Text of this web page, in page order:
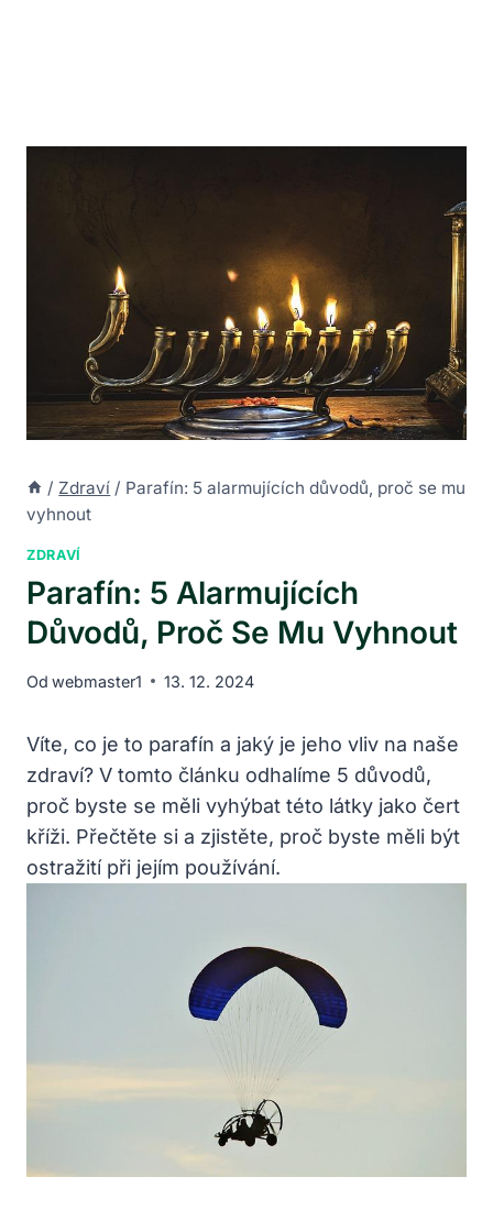
/ Zdraví / Parafín: 5 alarmujících důvodů, proč se mu
vyhnout
ZDRAVÍ
Parafín: 5 Alarmujících
Důvodů, Proč Se Mu Vyhnout
Od webmaster1 13. 12. 2024
Víte, co je to parafín a jaký je jeho vliv na naše
zdraví? V tomto článku odhalíme 5 důvodů,
proč byste se měli vyhýbat této látky jako čert
kříži. Přečtěte si a zjistěte, proč byste měli být
ostražití při jejím používání.